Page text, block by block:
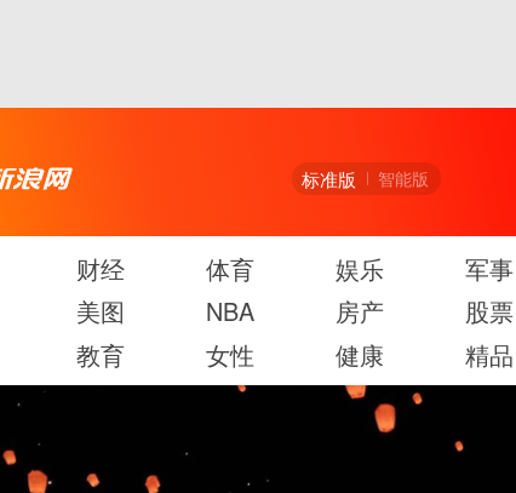
标准版 智能版
财经 体育 娱乐 军事
美图 NBA 房产 股票
教育 女性 健康 精品